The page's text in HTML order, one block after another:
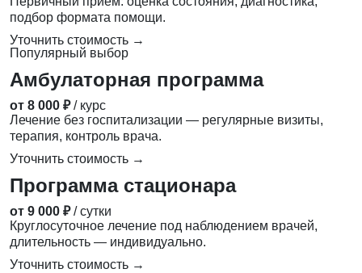
подбор формата помощи.
Уточнить стоимость →
Популярный выбор
Амбулаторная программа
от 8 000 ₽ / курс
Лечение без госпитализации — регулярные визиты,
терапия, контроль врача.
Уточнить стоимость →
Программа стационара
от 9 000 ₽ / сутки
Круглосуточное лечение под наблюдением врачей,
длительность — индивидуально.
Уточнить стоимость →